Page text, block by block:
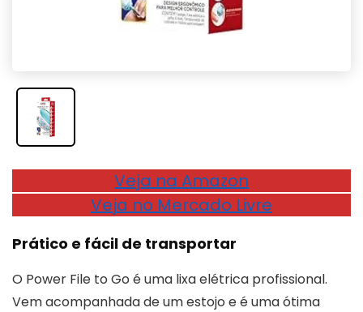
Veja na Amazon
Veja no Mercado Livre
Prático e fácil de transportar
O Power File to Go é uma lixa elétrica profissional.
Vem acompanhada de um estojo e é uma ótima